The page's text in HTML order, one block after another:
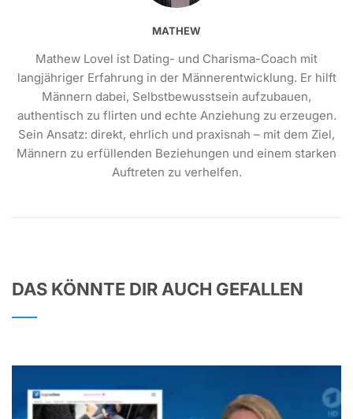
MATHEW
Mathew Lovel ist Dating- und Charisma-Coach mit
langjähriger Erfahrung in der Männerentwicklung. Er hilft
Männern dabei, Selbstbewusstsein aufzubauen,
authentisch zu flirten und echte Anziehung zu erzeugen.
Sein Ansatz: direkt, ehrlich und praxisnah – mit dem Ziel,
Männern zu erfüllenden Beziehungen und einem starken
Auftreten zu verhelfen.
DAS KÖNNTE DIR AUCH GEFALLEN